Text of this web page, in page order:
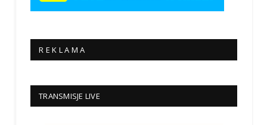
R E K L A M A
TRANSMISJE LIVE